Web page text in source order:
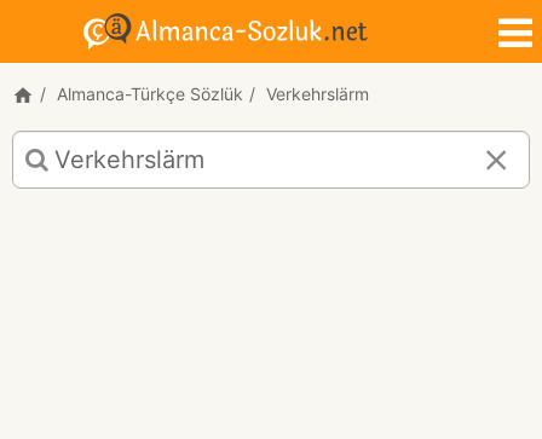
Almanca-Türkçe Sözlük Verkehrslärm
Verkehrslärm
için
Almanca-